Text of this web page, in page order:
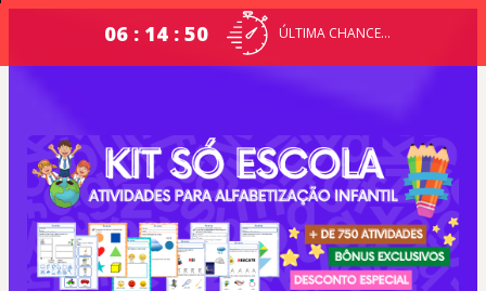
06 : 14 : 49 ÚLTIMA CHANCE...